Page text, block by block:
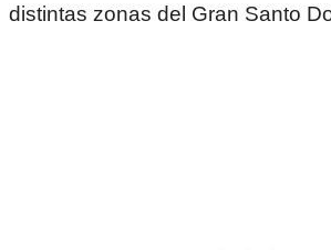
distintas zonas del Gran Santo